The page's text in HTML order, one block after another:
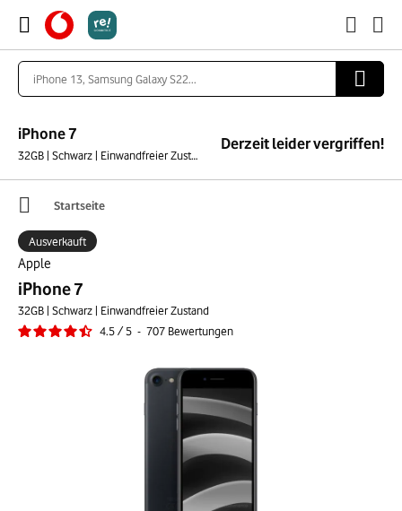
iPhone 7
32GB | Schwarz | Einwandfreier Zustand
Derzeit leider vergriffen!
Startseite
Apple
iPhone 7
32GB | Schwarz | Einwandfreier Zustand
4.5/5 - 707 Bewertungen
Ausverkauft